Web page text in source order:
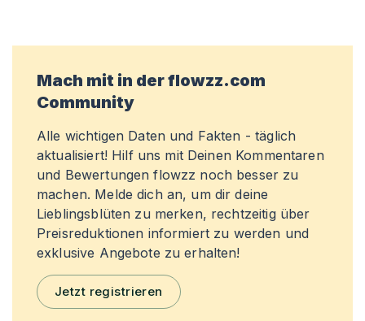
Mach mit in der flowzz.com
Community
Alle wichtigen Daten und Fakten - täglich
aktualisiert! Hilf uns mit Deinen Kommentaren
und Bewertungen flowzz noch besser zu
machen. Melde dich an, um dir deine
Lieblingsblüten zu merken, rechtzeitig über
Preisreduktionen informiert zu werden und
exklusive Angebote zu erhalten!
Jetzt registrieren